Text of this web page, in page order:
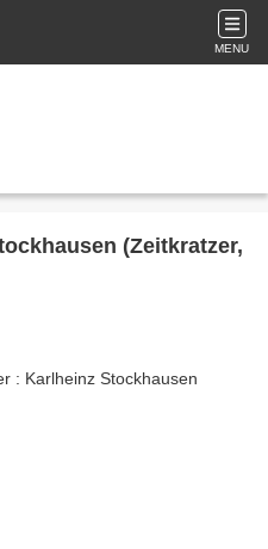
MENU
(Zeitkratzer,